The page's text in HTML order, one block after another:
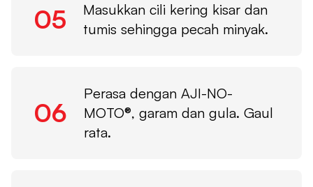
05
Masukkan cili kering kisar dan
tumis sehingga pecah minyak.
06
Perasa dengan AJI-NO-
MOTO®, garam dan gula. Gaul
rata.